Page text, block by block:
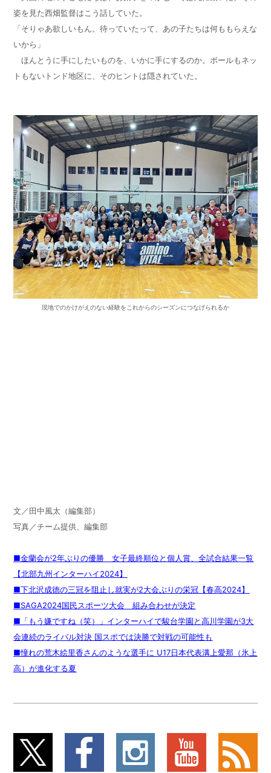
姿を見た西畑監督はこう話していた。
「そりゃあ欲しいもん。待っていたって、あの子たちは何ももらえな
いから」
ほんとうに手にしたいものを、いかに手にするのか。ボールもネッ
トもないトンド地区に、そのヒントは隠されていた。
現地でのかけがえのない経験をこれからのシーズンにつなげられるか
文／田中風太（編集部）
写真／チーム提供、編集部
■金蘭会が2年ぶりの優勝 女子最終順位と個人賞、全試合結果一覧
【北部九州インターハイ2024】
■下北沢成徳の三冠を阻止し就実が2大会ぶりの栄冠【春高2024】
■SAGA2024国民スポーツ大会 組み合わせが決定
■「もう嫌ですね（笑）」インターハイで駿台学園と高川学園が3大
会連続のライバル対決 国スポでは決勝で対戦の可能性も
■憧れの荒木絵里香さんのような選手に U17日本代表溝上愛那（氷上
高）が進化する夏